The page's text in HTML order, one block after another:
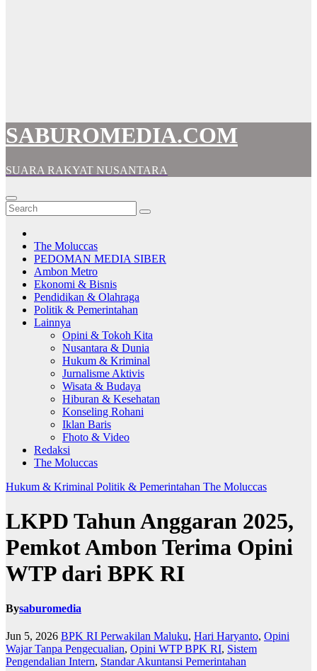
SABUROMEDIA.COM
SUARA RAKYAT NUSANTARA
The Moluccas
PEDOMAN MEDIA SIBER
Ambon Metro
Ekonomi & Bisnis
Pendidikan & Olahraga
Politik & Pemerintahan
Lainnya
Opini & Tokoh Kita
Nusantara & Dunia
Hukum & Kriminal
Jurnalisme Aktivis
Wisata & Budaya
Hiburan & Kesehatan
Konseling Rohani
Iklan Baris
Fhoto & Video
Redaksi
The Moluccas
Hukum & Kriminal Politik & Pemerintahan The Moluccas
LKPD Tahun Anggaran 2025,
Pemkot Ambon Terima Opini
WTP dari BPK RI
Bysaburomedia
Jun 5, 2026 BPK RI Perwakilan Maluku, Hari Haryanto, Opini
Wajar Tanpa Pengecualian, Opini WTP BPK RI, Sistem
Pengendalian Intern, Standar Akuntansi Pemerintahan